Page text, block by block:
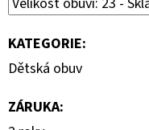
KATEGORIE:
Dětská obuv
ZÁRUKA: